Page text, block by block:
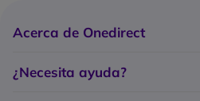
Acerca de Onedirect
Los 10 puntos fuertes Onedirect
¿Necesita ayuda?